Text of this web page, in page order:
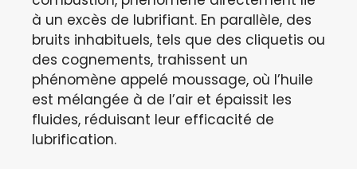
à un excès de lubrifiant. En parallèle, des
bruits inhabituels, tels que des cliquetis ou
des cognements, trahissent un
phénomène appelé moussage, où l’huile
est mélangée à de l’air et épaissit les
fluides, réduisant leur efficacité de
lubrification.